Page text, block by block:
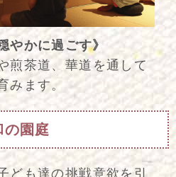
やかに過ごす》
煎茶道、華道を通して
みます。
の園庭
ども達の挑戦意欲を引